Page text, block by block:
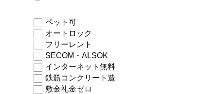
ペット可
オートロック
フリーレント
SECOM・ALSOK
インターネット無料
鉄筋コンクリート造
敷金礼金ゼロ